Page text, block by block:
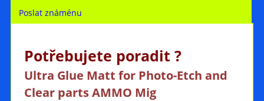
Poslat známénu
Potřebujete poradit ?
Ultra Glue Matt for Photo-Etch and
Clear parts AMMO Mig